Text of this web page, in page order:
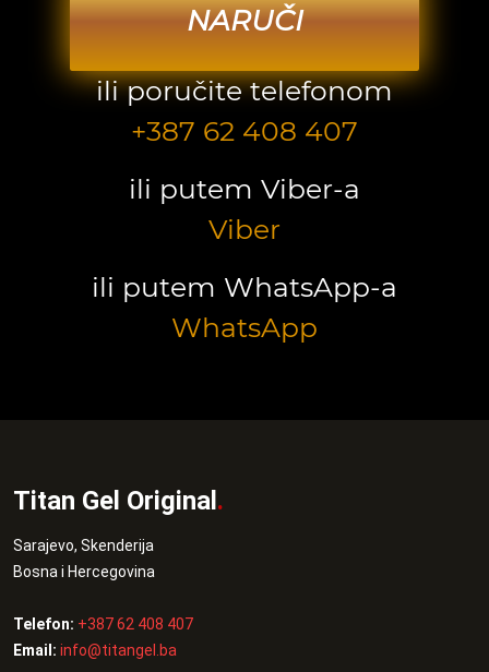
NARUČI
ili poručite telefonom
+387 62 408 407
ili putem Viber-a
Viber
ili putem WhatsApp-a
WhatsApp
Titan Gel Original.
Sarajevo, Skenderija
Bosna i Hercegovina
Telefon: +387 62 408 407
Email: info@titangel.ba